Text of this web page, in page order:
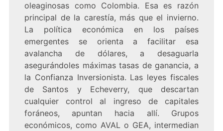
oleaginosas como Colombia. Esa es razón
principal de la carestía, más que el invierno.
La política económica en los países
emergentes se orienta a facilitar esa
avalancha de dólares, a desaguarla
asegurándoles máximas tasas de ganancia, a
la Confianza Inversionista. Las leyes fiscales
de Santos y Echeverry, que descartan
cualquier control al ingreso de capitales
foráneos, apuntan hacia allí. Grupos
económicos, como AVAL o GEA, intermedian